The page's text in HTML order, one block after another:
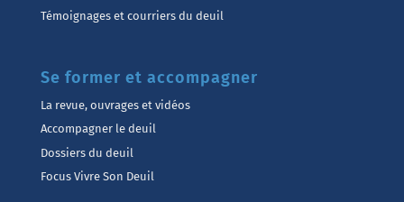
Témoignages et courriers du deuil
Se former et accompagner
La revue, ouvrages et vidéos
Accompagner le deuil
Dossiers du deuil
Focus Vivre Son Deuil